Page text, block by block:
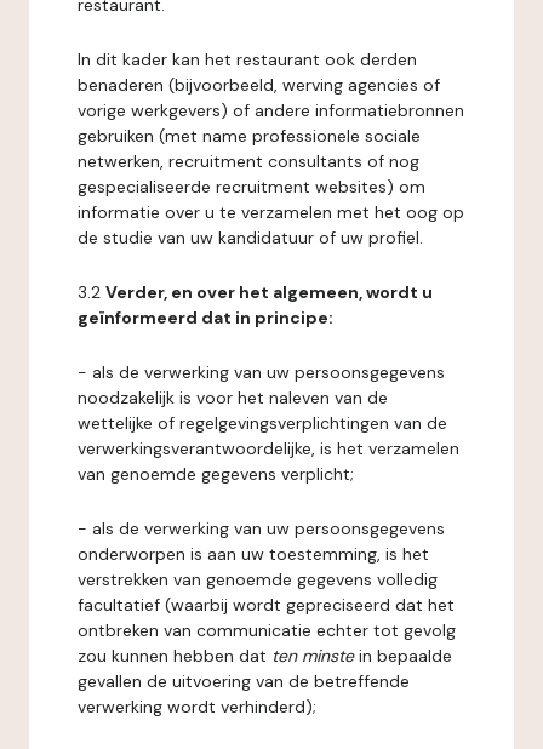
restaurant.
In dit kader kan het restaurant ook derden
benaderen (bijvoorbeeld, werving agencies of
vorige werkgevers) of andere informatiebronnen
gebruiken (met name professionele sociale
netwerken, recruitment consultants of nog
gespecialiseerde recruitment websites) om
informatie over u te verzamelen met het oog op
de studie van uw kandidatuur of uw profiel.
3.2 Verder, en over het algemeen, wordt u
geïnformeerd dat in principe:
- als de verwerking van uw persoonsgegevens
noodzakelijk is voor het naleven van de
wettelijke of regelgevingsverplichtingen van de
verwerkingsverantwoordelijke, is het verzamelen
van genoemde gegevens verplicht;
- als de verwerking van uw persoonsgegevens
onderworpen is aan uw toestemming, is het
verstrekken van genoemde gegevens volledig
facultatief (waarbij wordt gepreciseerd dat het
ontbreken van communicatie echter tot gevolg
zou kunnen hebben dat ten minstein bepaalde
gevallen de uitvoering van de betreffende
verwerking wordt verhinderd);